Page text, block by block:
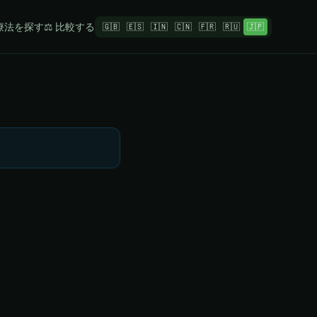
法を探す⚖️ 比較する 🇬🇧 🇪🇸 🇮🇳 🇨🇳 🇫🇷 🇷🇺 🇯🇵